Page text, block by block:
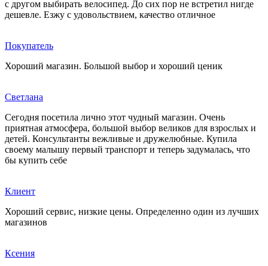
с другом выбирать велосипед. До сих пор не встретил нигде
дешевле. Езжу с удовольствием, качество отличное
Покупатель
Хороший магазин. Большой выбор и хороший ценик
Светлана
Сегодня посетила лично этот чудный магазин. Очень
приятная атмосфера, большой выбор великов для взрослых и
детей. Консультанты вежливые и дружелюбные. Купила
своему малышу первый транспорт и теперь задумалась, что
бы купить себе
Клиент
Хороший сервис, низкие цены. Определенно один из лучших
магазинов
Ксения